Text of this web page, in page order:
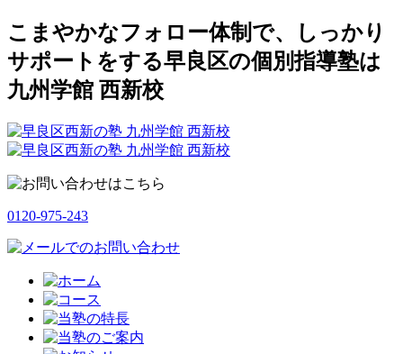
こまやかなフォロー体制で、しっかり
サポートをする早良区の個別指導塾は
九州学館 西新校
0120-975-243